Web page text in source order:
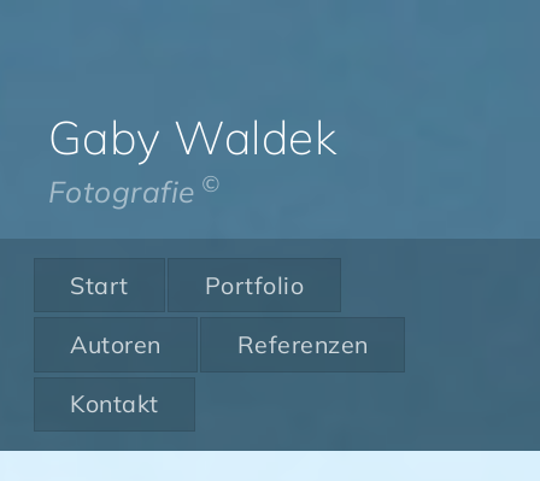
Gaby Waldek
Fotografie ©
Start
Portfolio
Autoren
Referenzen
Kontakt